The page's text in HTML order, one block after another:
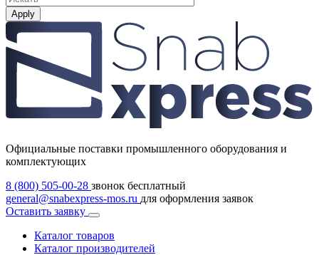
Apply
Официальные поставки промышленного оборудования и
комплектующих
8 (800) 505-00-28 звонок бесплатный
general@snabexpress-mos.ru для оформления заявок
Оставить заявку
Каталог товаров
Каталог производителей